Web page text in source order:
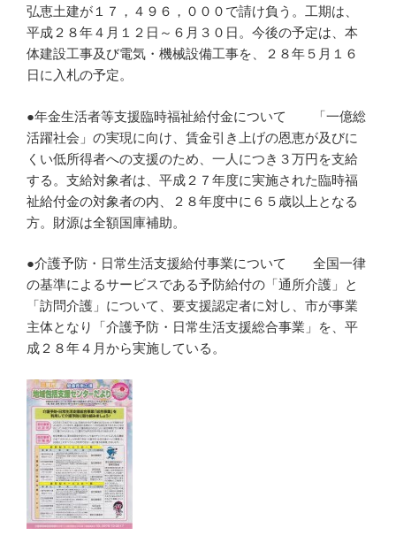
弘恵土建が１７，４９６，０００で請け負う。工期は、
平成２８年４月１２日～６月３０日。今後の予定は、本
体建設工事及び電気・機械設備工事を、２８年５月１６
日に入札の予定。
●年金生活者等支援臨時福祉給付金について 「一億総
活躍社会」の実現に向け、賃金引き上げの恩恵が及びに
くい低所得者への支援のため、一人につき３万円を支給
する。支給対象者は、平成２７年度に実施された臨時福
祉給付金の対象者の内、２８年度中に６５歳以上となる
方。財源は全額国庫補助。
●介護予防・日常生活支援給付事業について 全国一律
の基準によるサービスである予防給付の「通所介護」と
「訪問介護」について、要支援認定者に対し、市が事業
主体となり「介護予防・日常生活支援総合事業」を、平
成２８年４月から実施している。